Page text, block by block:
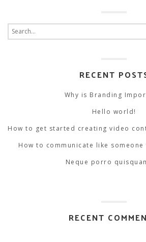
for:
RECENT
Why is Branding
Hello world!
How to get started creating video
How to communicate like
Neque porro
RECENT